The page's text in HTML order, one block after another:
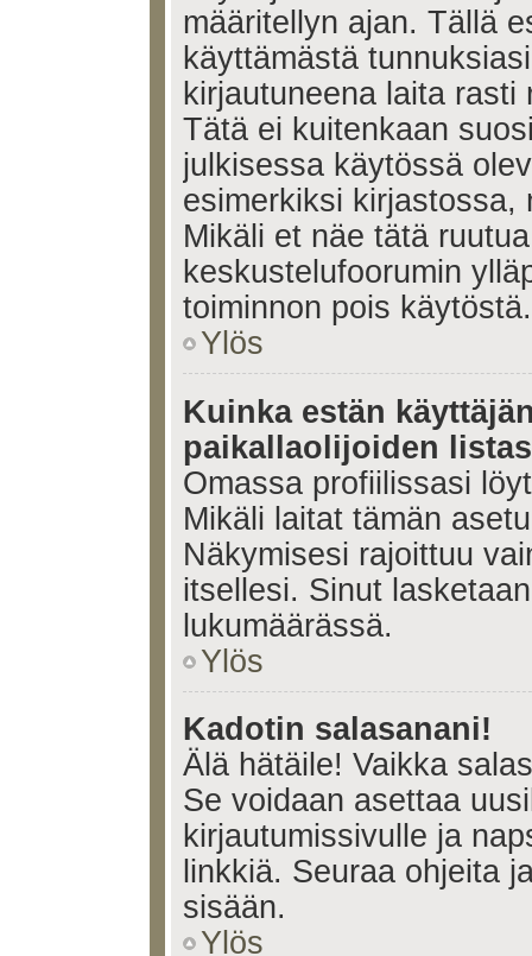
määritellyn ajan. Tällä
käyttämästä
kirjautuneena laita
Tätä ei kuitenkaan
julkisessa käytössä
esimerkiksi
Mikäli et näe tätä
keskustelufoorumin
toiminnon pois käytöstä.
Ylös
Kuinka estän
paikallaolijoiden
Omassa profiilissasi
Mikäli laitat tämän
Näkymisesi rajoittuu
itsellesi. Sinut
lukumäärässä.
Ylös
Kadotin salasanani!
Älä hätäile! Vaikka
Se voidaan asettaa
kirjautumissivulle ja
linkkiä. Seuraa ohjeita
sisään.
Ylös